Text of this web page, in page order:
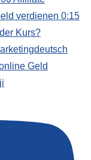
Geld